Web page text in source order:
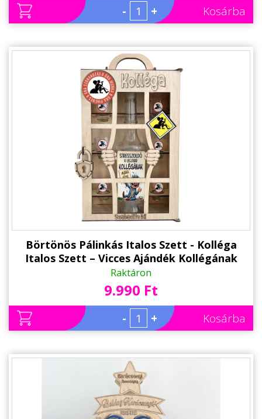
- + Kosárba
Börtönös Pálinkás Italos Szett - Kolléga
Italos Szett – Vicces Ajándék Kollégának
Pálinkás üveggel és Poharakkal Fa Börtön
Díszdobozban
Raktáron
9.990 Ft
- + Kosárba